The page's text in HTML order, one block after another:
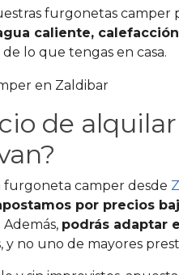
furgonetas camper
caliente,
lo que tengas en casa.
de
furgoneta camper desde
por precios
Además, podrás adaptar
y no uno de mayores